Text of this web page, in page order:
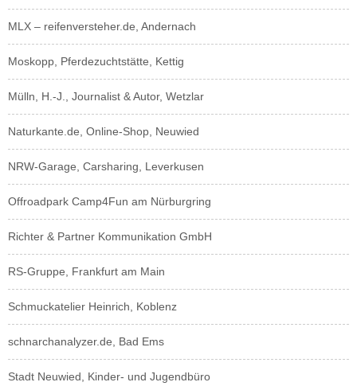
MLX – reifenversteher.de, Andernach
Moskopp, Pferdezuchtstätte, Kettig
Mülln, H.-J., Journalist & Autor, Wetzlar
Naturkante.de, Online-Shop, Neuwied
NRW-Garage, Carsharing, Leverkusen
Offroadpark Camp4Fun am Nürburgring
Richter & Partner Kommunikation GmbH
RS-Gruppe, Frankfurt am Main
Schmuckatelier Heinrich, Koblenz
schnarchanalyzer.de, Bad Ems
Stadt Neuwied, Kinder- und Jugendbüro